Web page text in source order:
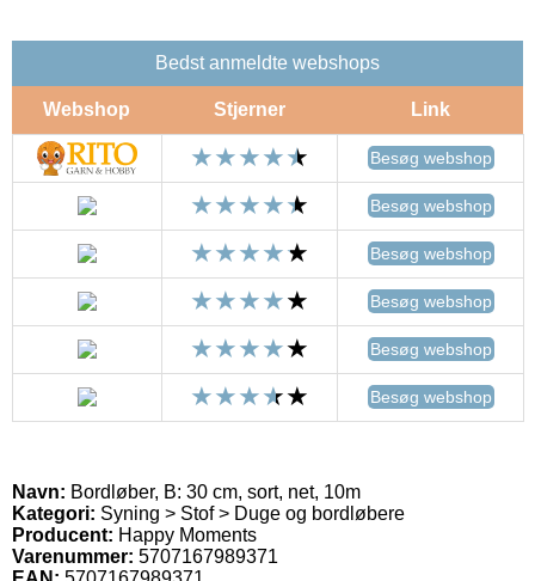
Bedst anmeldte webshops
Webshop Stjerner Link
Besøg webshop
Besøg webshop
Besøg webshop
Besøg webshop
Besøg webshop
Besøg webshop
Navn: Bordløber, B: 30 cm, sort, net, 10m
Kategori: Syning > Stof > Duge og bordløbere
Producent: Happy Moments
Varenummer: 5707167989371